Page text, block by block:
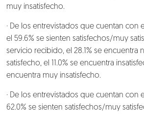
muy insatisfecho.
· De los entrevistados que cuentan con
el 59.6% se sienten satisfechos/muy
servicio recibido, el 28.1% se encuentra
satisfecho, el 11.0% se encuentra
encuentra muy insatisfecho.
· De los entrevistados que cuentan con
62.0% se sienten satisfechos/muy